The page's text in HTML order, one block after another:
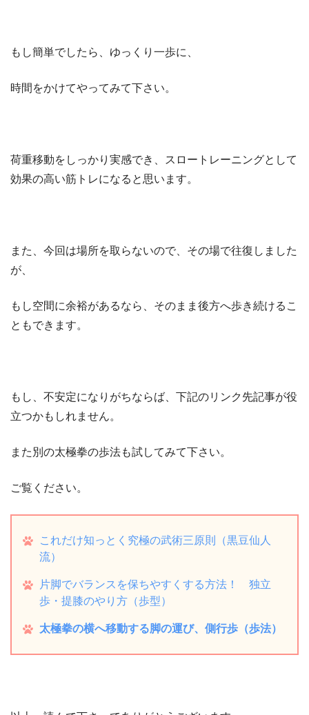
もし簡単でしたら、ゆっくり一歩に、
時間をかけてやってみて下さい。
荷重移動をしっかり実感でき、スロートレーニングとして
効果の高い筋トレになると思います。
また、今回は場所を取らないので、その場で往復しました
が、
もし空間に余裕があるなら、そのまま後方へ歩き続けるこ
ともできます。
もし、不安定になりがちならば、下記のリンク先記事が役
立つかもしれません。
また別の太極拳の歩法も試してみて下さい。
ご覧ください。
これだけ知っとく究極の武術三原則（黒豆仙人
流）
片脚でバランスを保ちやすくする方法！ 独立
歩・提膝のやり方（歩型）
太極拳の横へ移動する脚の運び、側行歩（歩法）